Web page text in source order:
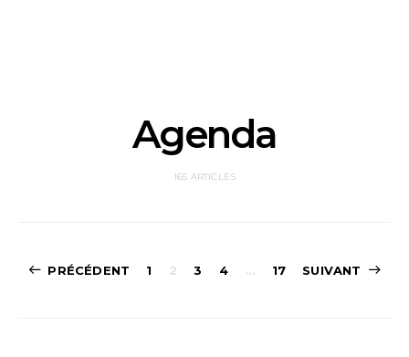
Agenda
165 ARTICLES
Navigation
PRÉCÉDENT 1 2 3 4 … 17 SUIVANT